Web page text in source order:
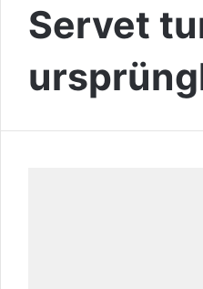
Servet